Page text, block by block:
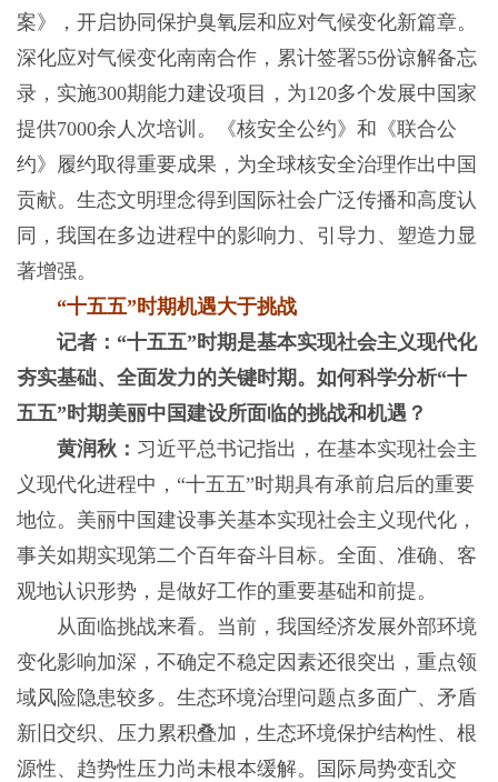
案》，开启协同保护臭氧层和应对气候变化新篇章。
深化应对气候变化南南合作，累计签署55份谅解备忘
录，实施300期能力建设项目，为120多个发展中国家
提供7000余人次培训。《核安全公约》和《联合公
约》履约取得重要成果，为全球核安全治理作出中国
贡献。生态文明理念得到国际社会广泛传播和高度认
同，我国在多边进程中的影响力、引导力、塑造力显
著增强。
“十五五”时期机遇大于挑战
记者：“十五五”时期是基本实现社会主义现代化
夯实基础、全面发力的关键时期。如何科学分析“十
五五”时期美丽中国建设所面临的挑战和机遇？
黄润秋： 习近平总书记指出，在基本实现社会主
义现代化进程中，“十五五”时期具有承前启后的重要
地位。美丽中国建设事关基本实现社会主义现代化，
事关如期实现第二个百年奋斗目标。全面、准确、客
观地认识形势，是做好工作的重要基础和前提。
从面临挑战来看。当前，我国经济发展外部环境
变化影响加深，不确定不稳定因素还很突出，重点领
域风险隐患较多。生态环境治理问题点多面广、矛盾
新旧交织、压力累积叠加，生态环境保护结构性、根
源性、趋势性压力尚未根本缓解。国际局势变乱交